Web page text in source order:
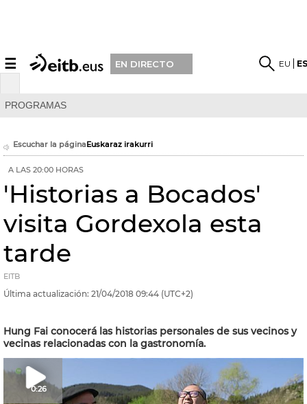
☰ EN DIRECTO EU
PROGRAMAS
Escuchar la páginaEuskaraz irakurri
A LAS 20:00 HORAS
'Historias a Bocados'
visita Gordexola esta
tarde
EITB
Última actualización: 21/04/2018 09:44 (UTC+2)
Hung Fai conocerá las historias personales de sus vecinos y
vecinas relacionadas con la gastronomía.
0:26